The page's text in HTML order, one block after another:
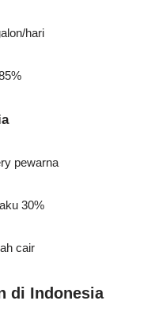
hari
pewarna
30%
cair
di Indonesia